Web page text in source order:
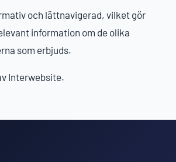
och lättnavigerad, vilket gör
information om de olika
som erbjuds.
Interwebsite.